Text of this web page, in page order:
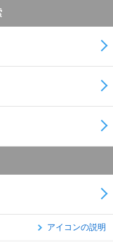
アイコンの説明